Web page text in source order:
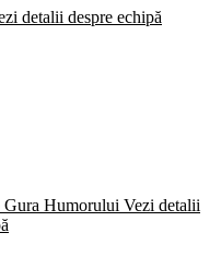
detalii despre echipă
Humorului Vezi detalii